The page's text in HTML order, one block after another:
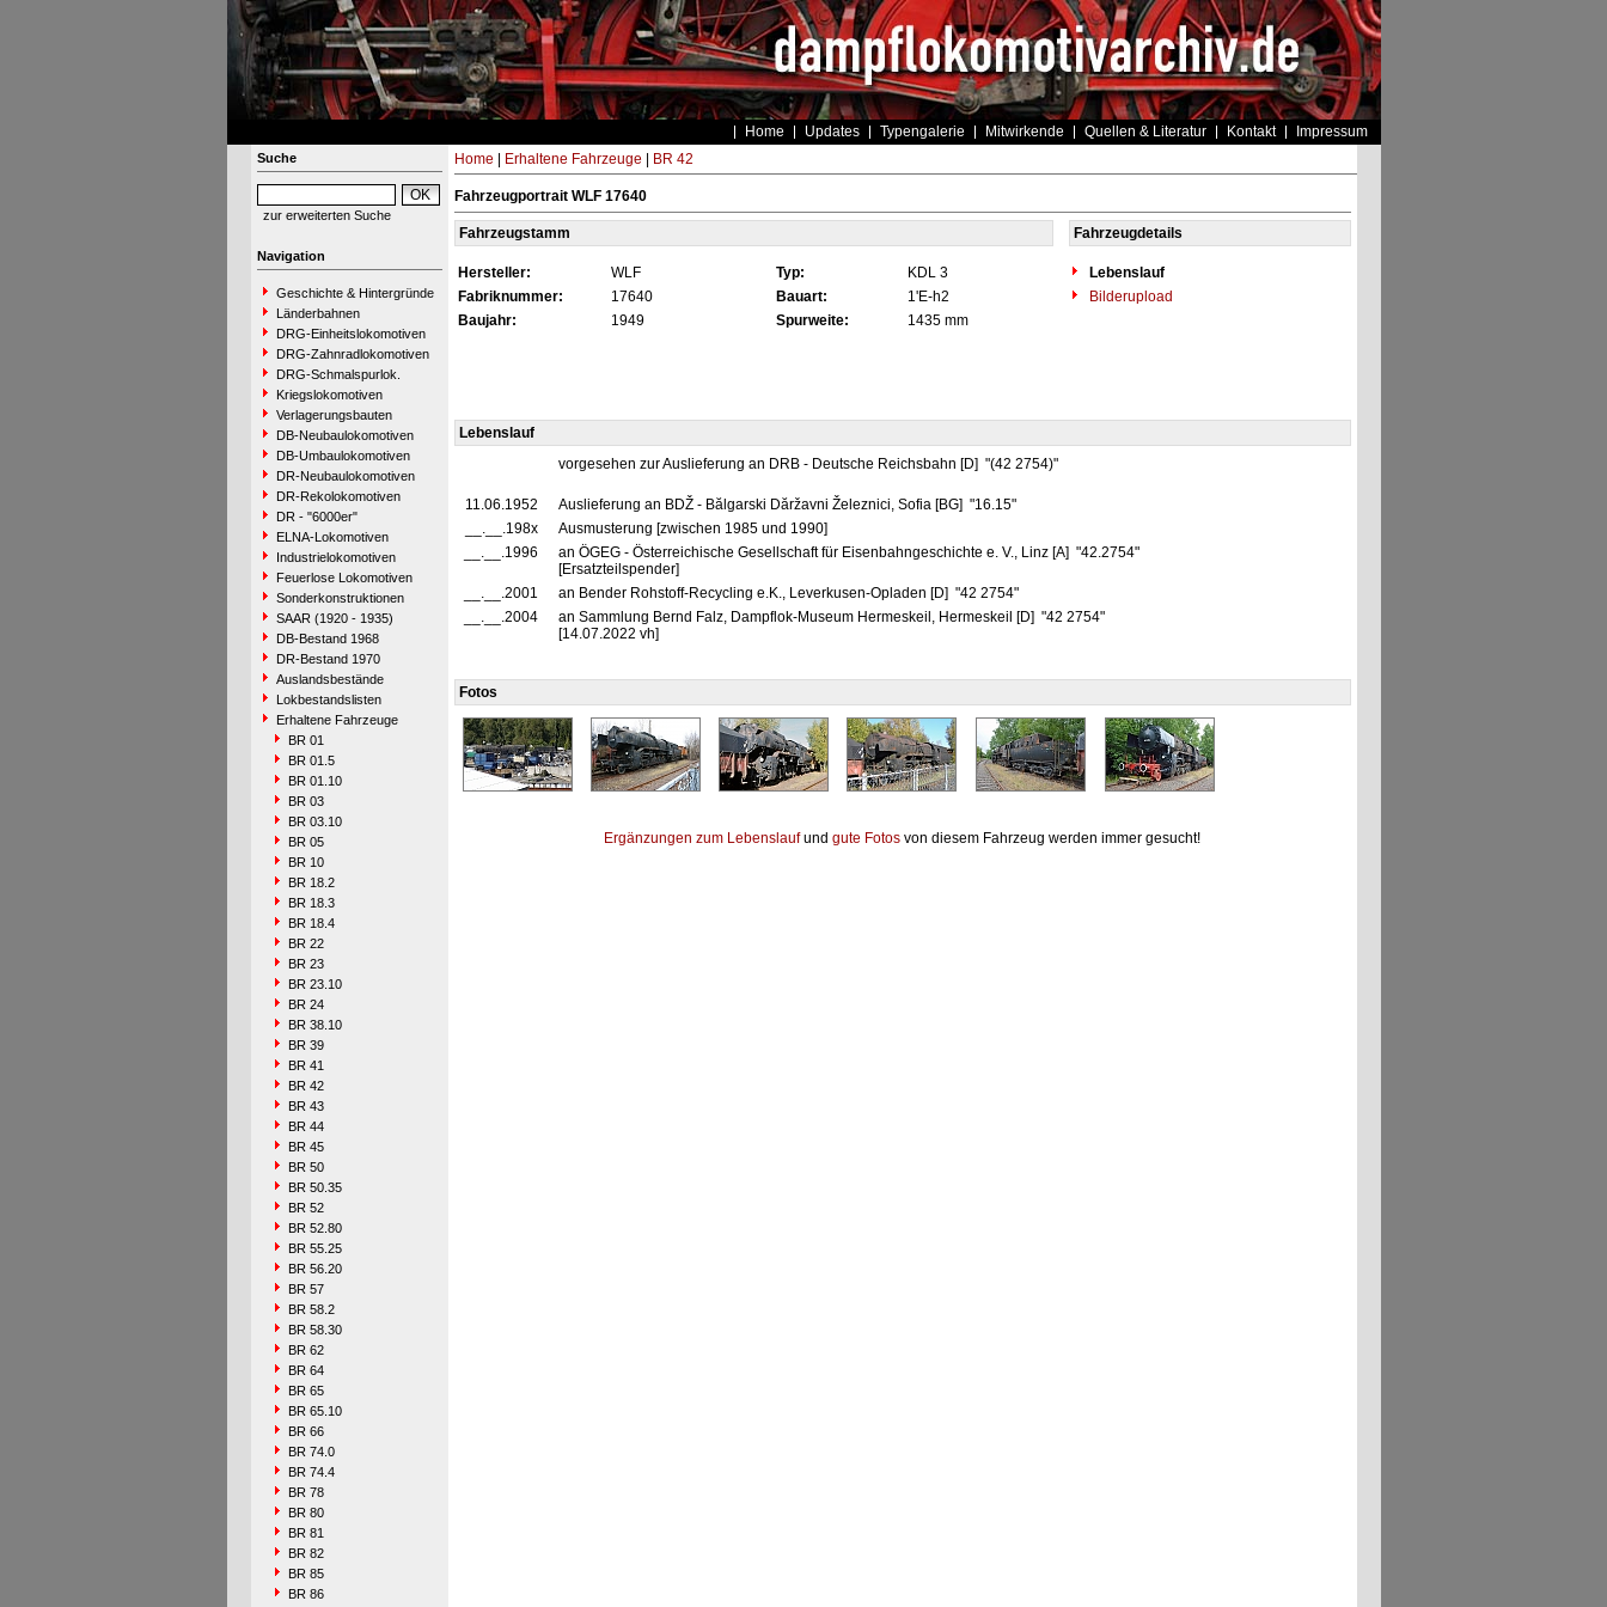
Home Updates Typengalerie Mitwirkende Quellen & Literatur Kontakt Impressum
Suche
zur erweiterten Suche
Navigation
Geschichte & Hintergründe
Länderbahnen
DRG-Einheitslokomotiven
DRG-Zahnradlokomotiven
DRG-Schmalspurlok.
Kriegslokomotiven
Verlagerungsbauten
DB-Neubaulokomotiven
DB-Umbaulokomotiven
DR-Neubaulokomotiven
DR-Rekolokomotiven
DR - "6000er"
ELNA-Lokomotiven
Industrielokomotiven
Feuerlose Lokomotiven
Sonderkonstruktionen
SAAR (1920 - 1935)
DB-Bestand 1968
DR-Bestand 1970
Auslandsbestände
Lokbestandslisten
Erhaltene Fahrzeuge
BR 01
BR 01.5
BR 01.10
BR 03
BR 03.10
BR 05
BR 10
BR 18.2
BR 18.3
BR 18.4
BR 22
BR 23
BR 23.10
BR 24
BR 38.10
BR 39
BR 41
BR 42
BR 43
BR 44
BR 45
BR 50
BR 50.35
BR 52
BR 52.80
BR 55.25
BR 56.20
BR 57
BR 58.2
BR 58.30
BR 62
BR 64
BR 65
BR 65.10
BR 66
BR 74.0
BR 74.4
BR 78
BR 80
BR 81
BR 82
BR 85
BR 86
Home Erhaltene Fahrzeuge BR 42
Fahrzeugportrait WLF 17640
Fahrzeugstamm Fahrzeugdetails
Hersteller: WLF Typ: KDL 3
Lebenslauf
Fabriknummer:
17640 Bauart: 1'E-h2
Bilderupload
Baujahr:
1949 Spurweite: 1435 mm
Lebenslauf
vorgesehen zur Auslieferung an DRB - Deutsche Reichsbahn [D] "(42 2754)"
11.06.1952
Auslieferung an BDŽ - Bălgarski Dăržavni Železnici, Sofia [BG] "16.15"
__.__.198x
Ausmusterung [zwischen 1985 und 1990]
__.__.1996
an ÖGEG - Österreichische Gesellschaft für Eisenbahngeschichte e. V., Linz [A] "42.2754"
[Ersatzteilspender]
__.__.2001
an Bender Rohstoff-Recycling e.K., Leverkusen-Opladen [D] "42 2754"
__.__.2004
an Sammlung Bernd Falz, Dampflok-Museum Hermeskeil, Hermeskeil [D] "42 2754"
[14.07.2022 vh]
Fotos
Ergänzungen zum Lebenslaufund gute Fotos von diesem Fahrzeug werden immer gesucht!